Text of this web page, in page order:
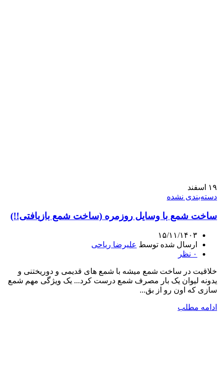
۱۹
اسفند
دسته‌بندی نشده
ساخت شمع با وسایل روزمره (ساخت شمع بازیافتی!!)
۱۵/۱۱/۱۴۰۳
ارسال شده توسط علیرضا ریاحی
۰ نظر
خلاقیت در ساخت شمع میشه با شمع های قدیمی و دوریختنی و
یدونه لیوان یک بار مصرف شمع درست کرد... یک ویژگی مهم شمع
سازی که اون رو از بق...
ادامه مطلب